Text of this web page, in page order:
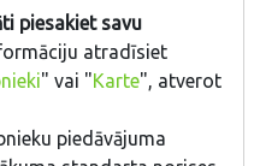
piesakiet savu
atradīsiet
" vai "Karte", atverot
piedāvājuma